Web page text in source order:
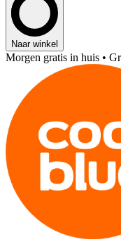
Naar winkel
Morgen gratis in huis •